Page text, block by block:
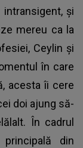
și
mereu ca la
Ceylin și
în care
acesta îi cere
doi ajung să-
În cadrul
din